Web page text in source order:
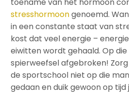
toename van het hormoon
stresshormoongenoemd.
in een constante staat van
kost dat veel energie –
eiwitten wordt gehaald. Op
spierweefsel afgebroken!
de sportschool niet op die
gedaan en duik gewoon op tijd